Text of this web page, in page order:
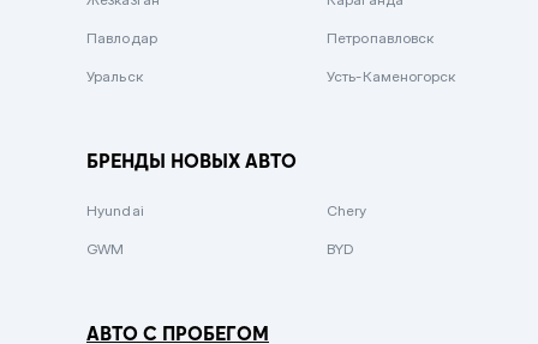
Зеленый металлик
Павлодар Петропавловск
Уральск Усть-Каменогорск
БРЕНДЫ НОВЫХ АВТО
Hyundai Chery
GWM BYD
АВТО С ПРОБЕГОМ